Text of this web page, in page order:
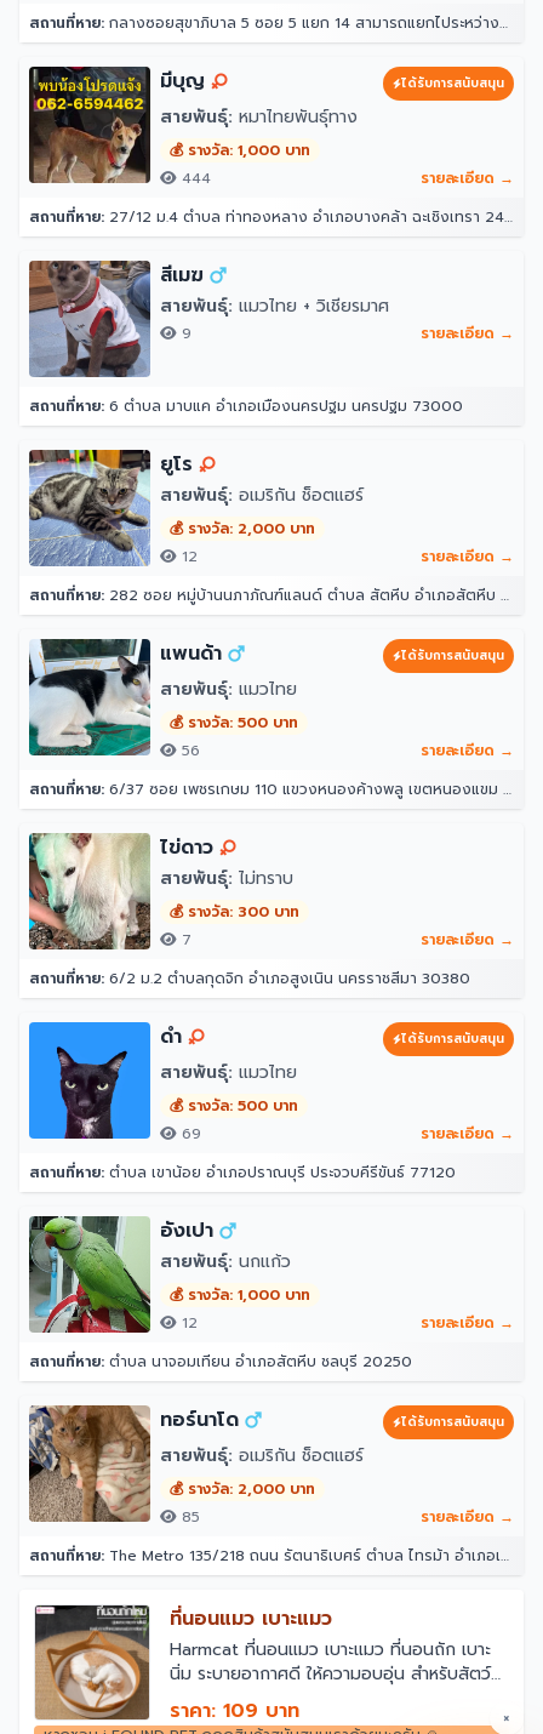
สถานที่หาย: กลางซอยสุขาภิบาล 5 ซอย 5 แยก 14 สามารถแยกไประหว่างซอย 12 กับ 16 ได้ หน้าปากซอยแยก 14 เป็นร้านขายวัสดุ ตรงข้ามแยก 16 เป็นซอยที่มีร้านอาหาร หมาเยอะเป็นฝูง 10 กว่าตัว(อาศัยอยู่ในป่า ไม่ดุ) 33 สุขาภิบาล 5 ซอย 5 แยก 14 แขวง ท่าแร้ง เขตบางเขน กรุงเทพมหานคร 10220 ประเทศไทย
มีบุญ ได้รับการสนับสนุน
สายพันธุ์: หมาไทยพันธุ์ทาง
💰 รางวัล: 1,000 บาท
444
รายละเอียด →
สถานที่หาย: 27/12 ม.4 ตำบล ท่าทองหลาง อำเภอบางคล้า ฉะเชิงเทรา 24110
สีเมฆ
สายพันธุ์: แมวไทย + วิเชียรมาศ
9 รายละเอียด →
สถานที่หาย: 6 ตำบล มาบแค อำเภอเมืองนครปฐม นครปฐม 73000
ยูโร
สายพันธุ์: อเมริกัน ช็อตแฮร์
💰 รางวัล: 2,000 บาท
12
รายละเอียด →
สถานที่หาย: 282 ซอย หมู่บ้านนภาภัณฑ์แลนด์ ตำบล สัตหีบ อำเภอสัตหีบ ชลบุรี 20180
แพนด้า ได้รับการสนับสนุน
สายพันธุ์: แมวไทย
💰 รางวัล: 500 บาท
56
รายละเอียด →
สถานที่หาย: 6/37 ซอย เพชรเกษม 110 แขวงหนองค้างพลู เขตหนองแขม กรุงเทพมหานคร 10160
ไข่ดาว
สายพันธุ์: ไม่ทราบ
💰 รางวัล: 300 บาท
7
รายละเอียด →
สถานที่หาย: 6/2 ม.2 ตำบลกุดจิก อำเภอสูงเนิน นครราชสีมา 30380
ดำ ได้รับการสนับสนุน
สายพันธุ์: แมวไทย
💰 รางวัล: 500 บาท
69
รายละเอียด →
สถานที่หาย: ตำบล เขาน้อย อำเภอปราณบุรี ประจวบคีรีขันธ์ 77120
อังเปา
สายพันธุ์: นกแก้ว
💰 รางวัล: 1,000 บาท
12
รายละเอียด →
สถานที่หาย: ตำบล นาจอมเทียน อำเภอสัตหีบ ชลบุรี 20250
ทอร์นาโด ได้รับการสนับสนุน
สายพันธุ์: อเมริกัน ช็อตแฮร์
💰 รางวัล: 2,000 บาท
85
รายละเอียด →
สถานที่หาย: The Metro 135/218 ถนน รัตนาธิเบศร์ ตำบล ไทรม้า อำเภอเมืองนนทบุรี นนทบุรี 11000
ที่นอนแมว เบาะแมว
￼Harmcat ที่นอนแมว เบาะแมว ที่นอนถัก เบาะ
นิ่ม ระบายอากาศดี ให้ความอบอุ่น สําหรับสัตว์
เลี้ยงแมว ตะกร้าผ้าฝ้ายถัก
ราคา: 109 บาท ×